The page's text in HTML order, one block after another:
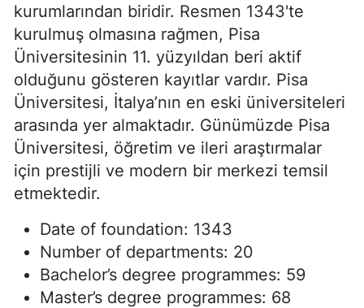
kurumlarından biridir. Resmen 1343'te
kurulmuş olmasına rağmen, Pisa
Üniversitesinin 11. yüzyıldan beri aktif
olduğunu gösteren kayıtlar vardır. Pisa
Üniversitesi, İtalya’nın en eski üniversiteleri
arasında yer almaktadır. Günümüzde Pisa
Üniversitesi, öğretim ve ileri araştırmalar
için prestijli ve modern bir merkezi temsil
etmektedir.
Date of foundation: 1343
Number of departments: 20
Bachelor’s degree programmes: 59
Master’s degree programmes: 68